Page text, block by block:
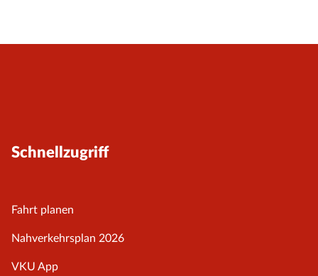
Schnellzugriff
Fahrt planen
Nahverkehrsplan 2026
VKU App